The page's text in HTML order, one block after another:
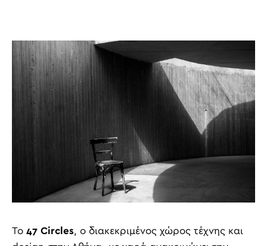
Το 47 Circles, ο διακεκριμένος χώρος τέχνης και